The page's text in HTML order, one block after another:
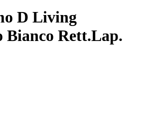
D Living
Rett.Lap.